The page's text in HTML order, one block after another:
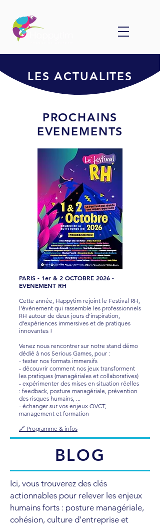
LES ACTUALITES
PROCHAINS
EVENEMENTS
PARIS - 1er & 2 OCTOBRE 2026 -
EVENEMENT RH
Cette année, Happytim rejoint le Festival RH,
l’événement qui rassemble les professionnels
RH autour de deux jours d’inspiration,
d’expériences immersives et de pratiques
innovantes !
Venez nous rencontrer sur notre stand démo
dédié à nos Serious Games, pour :
- tester nos formats immersifs
- découvrir comment nos jeux transforment
les pratiques (managériales et collaboratives)
- expérimenter des mises en situation réelles
: feedback, posture managériale, prévention
des risques humains, ...
- échanger sur vos enjeux QVCT,
management et formation
🔗 Programme & infos
BLOG
Ici, vous trouverez des clés
actionnables pour relever les enjeux
humains forts : posture managériale,
cohésion, culture d'entreprise et